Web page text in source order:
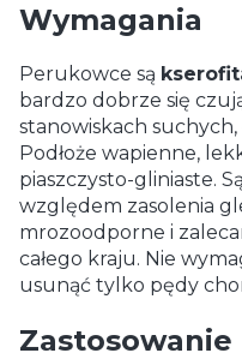
Wymagania
Perukowce są
bardzo dobrze się
stanowiskach suchych,
Podłoże wapienne,
piaszczysto-gliniaste.
względem zasolenia
mrozoodporne i
całego kraju. Nie
usunąć tylko pędy
Zastosowanie